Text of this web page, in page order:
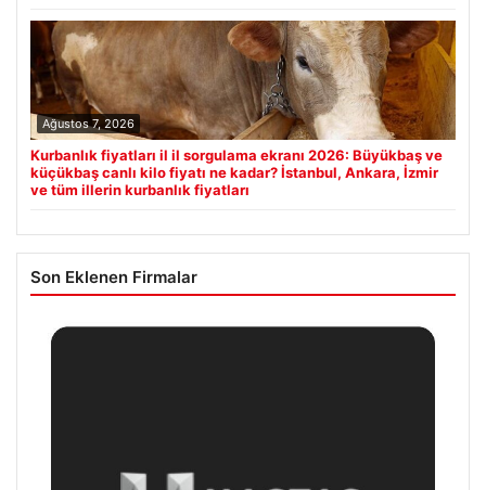
Ağustos 7, 2026
Kurbanlık fiyatları il il sorgulama ekranı 2026: Büyükbaş ve
küçükbaş canlı kilo fiyatı ne kadar? İstanbul, Ankara, İzmir
ve tüm illerin kurbanlık fiyatları
Son Eklenen Firmalar